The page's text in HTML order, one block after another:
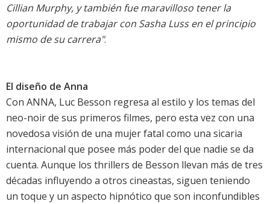
Cillian Murphy, y también fue maravilloso tener la
oportunidad de trabajar con Sasha Luss en el principio
mismo de su carrera".
El diseño de Anna
Con ANNA, Luc Besson regresa al estilo y los temas del
neo-noir de sus primeros filmes, pero esta vez con una
novedosa visión de una mujer fatal como una sicaria
internacional que posee más poder del que nadie se da
cuenta. Aunque los thrillers de Besson llevan más de tres
décadas influyendo a otros cineastas, siguen teniendo
un toque y un aspecto hipnótico que son inconfundibles